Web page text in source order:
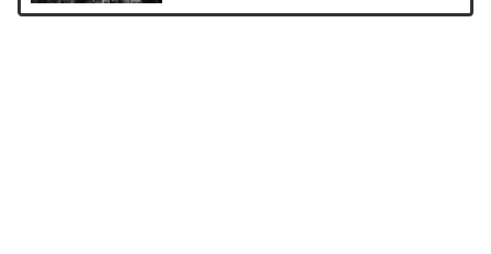
は駐車料金も割り増しとなっていた...